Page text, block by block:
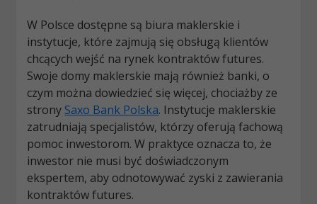
W Polsce dostępne są biura maklerskie i
instytucje, które zajmują się obsługą klientów
chcących wejść na rynek kontraktów futures.
Swoje domy maklerskie mają również banki, o
czym można dowiedzieć się więcej, chociażby ze
strony Saxo Bank Polska. Instytucje maklerskie
zatrudniają specjalistów, którzy oferują fachową
pomoc inwestorom. W praktyce oznacza to, że
inwestor nie musi być doświadczonym
ekspertem, aby odnotowywać zyski z zawierania
kontraktów futures.